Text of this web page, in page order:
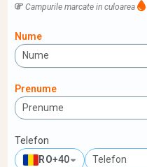
Campurile marcate in culoarea
Nume
Prenume
Telefon
RO+40